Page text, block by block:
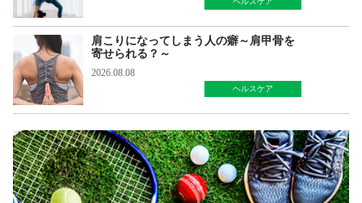
肩こりになってしまう人の癖～肩甲骨を
寄せられる？～
2026.08.08
ヘルスケア